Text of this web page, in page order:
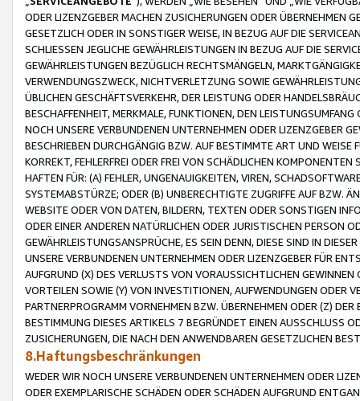
ODER LIZENZGEBER MACHEN ZUSICHERUNGEN ODER ÜBERNEHMEN
GESETZLICH ODER IN SONSTIGER WEISE, IN BEZUG AUF DIE
SCHLIESSEN JEGLICHE GEWÄHRLEISTUNGEN IN BEZUG AUF DIE
GEWÄHRLEISTUNGEN BEZÜGLICH RECHTSMÄNGELN,
VERWENDUNGSZWECK, NICHTVERLETZUNG SOWIE
ÜBLICHEN GESCHÄFTSVERKEHR, DER LEISTUNG ODER
BESCHAFFENHEIT, MERKMALE, FUNKTIONEN, DEN
NOCH UNSERE VERBUNDENEN UNTERNEHMEN ODER LIZENZGEBER
BESCHRIEBEN DURCHGÄNGIG BZW. AUF BESTIMMTE ART UND
KORREKT, FEHLERFREI ODER FREI VON SCHÄDLICHEN
HAFTEN FÜR: (A) FEHLER, UNGENAUIGKEITEN, VIREN,
SYSTEMABSTÜRZE; ODER (B) UNBERECHTIGTE ZUGRIFFE AUF BZW.
WEBSITE ODER VON DATEN, BILDERN, TEXTEN ODER SONSTIGEN
ODER EINER ANDEREN NATÜRLICHEN ODER JURISTISCHEN PERSON
GEWÄHRLEISTUNGSANSPRÜCHE, ES SEIN DENN, DIESE SIND IN
UNSERE VERBUNDENEN UNTERNEHMEN ODER LIZENZGEBER FÜR
AUFGRUND (X) DES VERLUSTS VON VORAUSSICHTLICHEN
VORTEILEN SOWIE (Y) VON INVESTITIONEN, AUFWENDUNGEN ODER
PARTNERPROGRAMM VORNEHMEN BZW. ÜBERNEHMEN ODER (Z)
BESTIMMUNG DIESES ARTIKELS 7 BEGRÜNDET EINEN AUSSCHLUSS
ZUSICHERUNGEN, DIE NACH DEN ANWENDBAREN GESETZLICHEN
8.Haftungsbeschränkungen
WEDER WIR NOCH UNSERE VERBUNDENEN UNTERNEHMEN ODER
ODER EXEMPLARISCHE SCHÄDEN ODER SCHÄDEN AUFGRUND